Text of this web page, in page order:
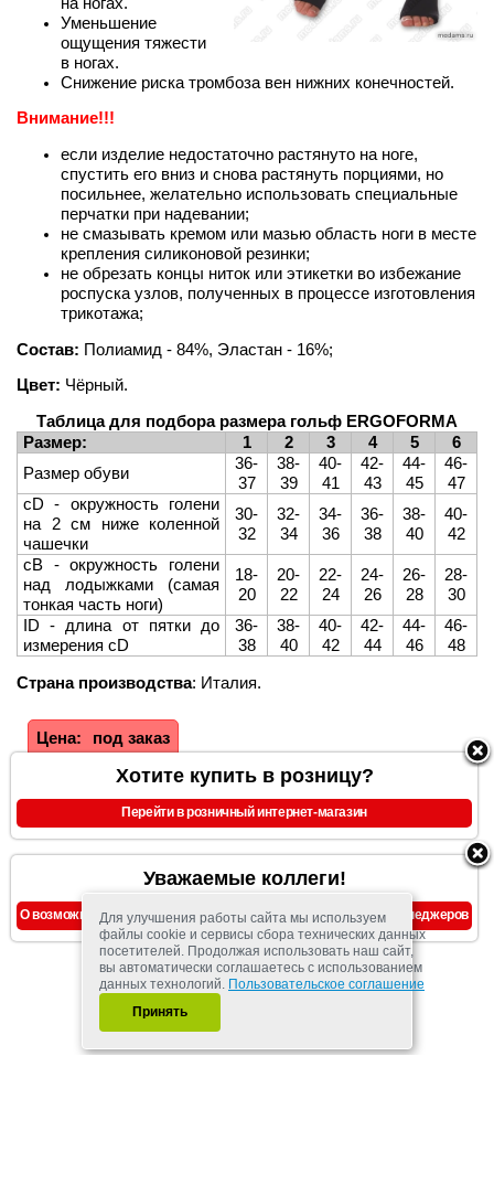
Уменьшение
ощущения тяжести
в ногах.
Снижение риска тромбоза вен нижних конечностей.
Внимание!!!
если изделие недостаточно растянуто на ноге,
спустить его вниз и снова растянуть порциями, но
посильнее, желательно использовать специальные
перчатки при надевании;
не смазывать кремом или мазью область ноги в месте
крепления силиконовой резинки;
не обрезать концы ниток или этикетки во избежание
роспуска узлов, полученных в процессе изготовления
трикотажа;
Состав: Полиамид - 84%, Эластан - 16%;
Цвет: Чёрный.
Таблица для подбора размера гольф ERGOFORMA
Размер:
1 2 3 4 5
6
Размер обуви
36-
37
38-
39
40-
41
42-
43
44-
45
46-
47
cD - окружность голени
на 2 см ниже коленной
чашечки
30-
32
32-
34
34-
36
36-
38
38-
40
40-
42
cB - окружность голени
над лодыжками (самая
тонкая часть ноги)
18-
20
20-
22
22-
24
24-
26
26-
28
28-
30
ID - длина от пятки до
измерения cD
36-
38
38-
40
40-
42
42-
44
44-
46
46-
48
Страна производства: Италия.
Цена: под заказ
Чтобы приобрести товарв розницунажмите сюда для
перехода на сайт магазина "Лавка Пантелея"
Хотите купить в розницу?
Перейти в розничный интернет-магазин
Уважаемые коллеги!
О возможности предоставления скидок, уточняйте у наших менеджеров
Для улучшения работы сайта мы используем
файлы cookie и сервисы сбора технических данных
посетителей. Продолжая использовать наш сайт,
вы автоматически соглашаетесь с использованием
данных технологий. Пользовательское соглашение
Принять